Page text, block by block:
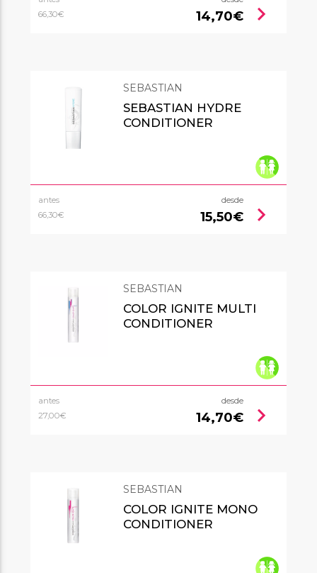
66,30€
14,70€ chevron_right
SEBASTIAN
SEBASTIAN HYDRE
CONDITIONER
antes
66,30€
desde
15,50€ chevron_right
SEBASTIAN
COLOR IGNITE MULTI
CONDITIONER
antes
27,00€
desde
14,70€ chevron_right
SEBASTIAN
COLOR IGNITE MONO
CONDITIONER